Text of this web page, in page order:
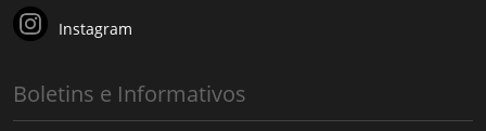
Instagram
Boletins e Informativos